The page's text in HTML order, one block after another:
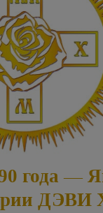
года —
ДЭВИ